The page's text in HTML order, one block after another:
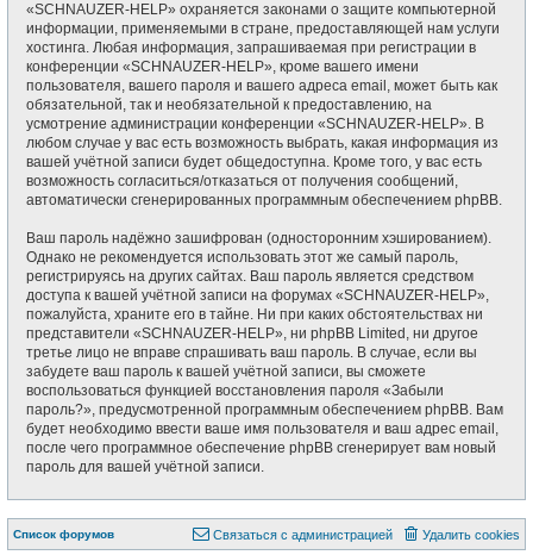
«SCHNAUZER-HELP» охраняется законами о защите компьютерной
информации, применяемыми в стране, предоставляющей нам услуги
хостинга. Любая информация, запрашиваемая при регистрации в
конференции «SCHNAUZER-HELP», кроме вашего имени
пользователя, вашего пароля и вашего адреса email, может быть как
обязательной, так и необязательной к предоставлению, на
усмотрение администрации конференции «SCHNAUZER-HELP». В
любом случае у вас есть возможность выбрать, какая информация из
вашей учётной записи будет общедоступна. Кроме того, у вас есть
возможность согласиться/отказаться от получения сообщений,
автоматически сгенерированных программным обеспечением phpBB.
Ваш пароль надёжно зашифрован (односторонним хэшированием).
Однако не рекомендуется использовать этот же самый пароль,
регистрируясь на других сайтах. Ваш пароль является средством
доступа к вашей учётной записи на форумах «SCHNAUZER-HELP»,
пожалуйста, храните его в тайне. Ни при каких обстоятельствах ни
представители «SCHNAUZER-HELP», ни phpBB Limited, ни другое
третье лицо не вправе спрашивать ваш пароль. В случае, если вы
забудете ваш пароль к вашей учётной записи, вы сможете
воспользоваться функцией восстановления пароля «Забыли
пароль?», предусмотренной программным обеспечением phpBB. Вам
будет необходимо ввести ваше имя пользователя и ваш адрес email,
после чего программное обеспечение phpBB сгенерирует вам новый
пароль для вашей учётной записи.
Список форумов Удалить cookies
Связаться с администрацией